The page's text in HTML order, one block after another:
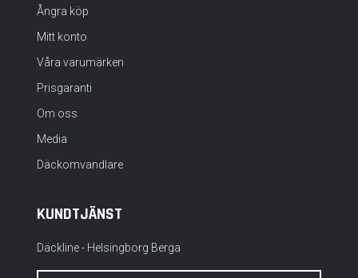
Ångra köp
Mitt konto
Våra varumärken
Prisgaranti
Om oss
Media
Däckomvandlare
KUNDTJÄNST
Däckline - Helsingborg Berga